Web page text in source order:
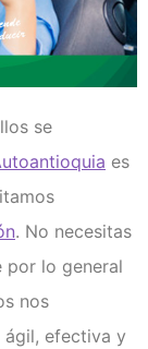
se
es
. No necesitas
por lo general
nos
efectiva y